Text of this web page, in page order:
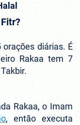
diárias. É
Rakaa tem 7
Rakaa, o Imam
, então executa